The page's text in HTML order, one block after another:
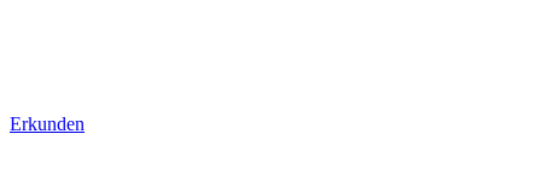
Erkunden